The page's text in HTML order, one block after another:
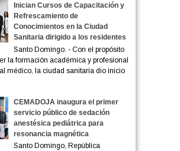
Inician Cursos de Capacitación y
Refrescamiento de
Conocimientos en la Ciudad
Sanitaria dirigido a los residentes
Santo Domingo. - Con el propósito
la formación académica y profesional
médico, la ciudad sanitaria dio inicio
CEMADOJA inaugura el primer
servicio público de sedación
anestésica pediátrica para
resonancia magnética
Santo Domingo, República